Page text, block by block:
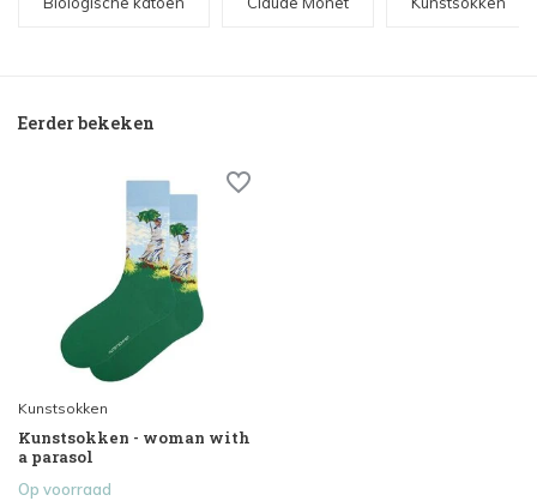
Eerder bekeken
Kunstsokken
Kunstsokken - woman with
a parasol
Op voorraad